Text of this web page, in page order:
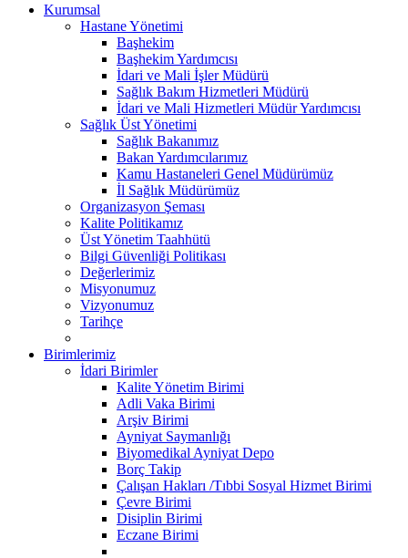
Kurumsal
Hastane Yönetimi
Başhekim
Başhekim Yardımcısı
İdari ve Mali İşler Müdürü
Sağlık Bakım Hizmetleri Müdürü
İdari ve Mali Hizmetleri Müdür Yardımcısı
Sağlık Üst Yönetimi
Sağlık Bakanımız
Bakan Yardımcılarımız
Kamu Hastaneleri Genel Müdürümüz
İl Sağlık Müdürümüz
Organizasyon Şeması
Kalite Politikamız
Üst Yönetim Taahhütü
Bilgi Güvenliği Politikası
Değerlerimiz
Misyonumuz
Vizyonumuz
Tarihçe
Birimlerimiz
İdari Birimler
Kalite Yönetim Birimi
Adli Vaka Birimi
Arşiv Birimi
Ayniyat Saymanlığı
Biyomedikal Ayniyat Depo
Borç Takip
Çalışan Hakları /Tıbbi Sosyal Hizmet Birimi
Çevre Birimi
Disiplin Birimi
Eczane Birimi